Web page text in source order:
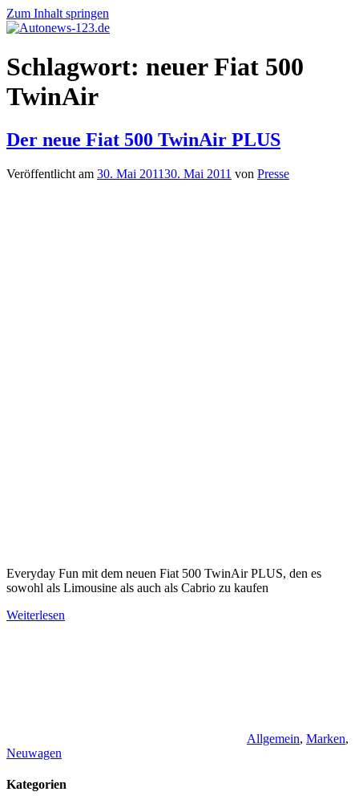
Zum Inhalt springen
Autonews-
123.de
Autonews
mit
Charme
Schlagwort: neuer Fiat 500
TwinAir
Der neue Fiat 500 TwinAir PLUS
Veröffentlicht am 30. Mai 201130. Mai 2011 von Presse
Everyday Fun mit dem neuen Fiat 500 TwinAir PLUS, den es
sowohl als Limousine als auch als Cabrio zu kaufen
Weiterlesen
Allgemein, Marken,
Neuwagen
Kategorien